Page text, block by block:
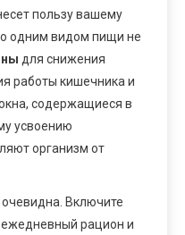
пользу вашему
одним видом пищи не
для снижения
работы кишечника и
содержащиеся в
усвоению
организм от
Включите
ежедневный рацион и